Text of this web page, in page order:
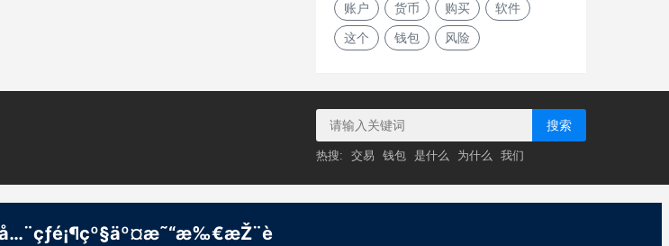
账户 货币 购买 软件
这个 钱包 风险
搜索
热搜: 交易 钱包 是什么 为什么 我们